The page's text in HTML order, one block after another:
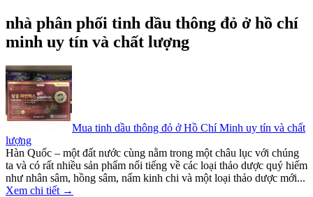
nhà phân phối tinh dầu thông đỏ ở hồ chí
minh uy tín và chất lượng
Mua tinh dầu thông đỏ ở Hồ Chí Minh uy tín và chất
lượng
Hàn Quốc – một đất nước cùng nằm trong một châu lục với chúng
ta và có rất nhiều sản phẩm nổi tiếng về các loại thảo dược quý hiếm
như nhân sâm, hồng sâm, nấm kinh chi và một loại thảo dược mới...
Xem chi tiết →